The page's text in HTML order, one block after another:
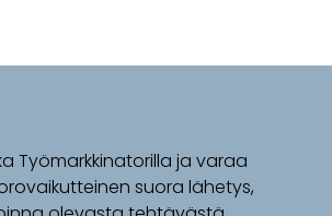
Työmarkkinatorilla ja varaa
suora lähetys,